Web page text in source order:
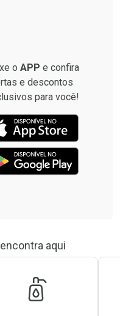
o APP e confira
e descontos
para você!
aqui